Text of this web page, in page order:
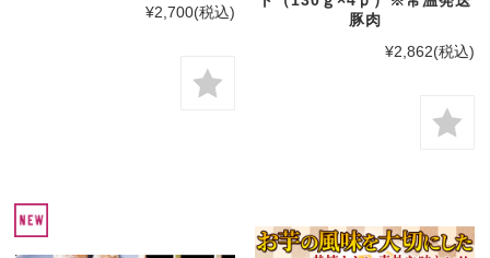
¥2,700(税込)
豚肉
¥2,862(税込)